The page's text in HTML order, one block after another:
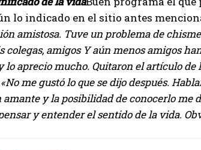
lo indicado en el sitio antes
amistosa. Tuve un problema de
colegas, amigos Y aún menos amigos
lo aprecio mucho. Quitaron el artículo
me gustó lo que se dijo después.
amante y la posibilidad de conocerlo me
y entender el sentido de la vida.